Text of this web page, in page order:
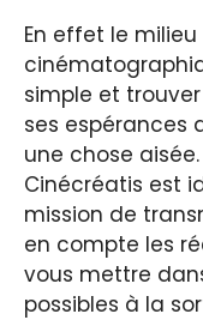
En effet le
simple et
ses espérances
une chose
Cinécréatis est
mission de
en compte les
vous mettre
possibles à la